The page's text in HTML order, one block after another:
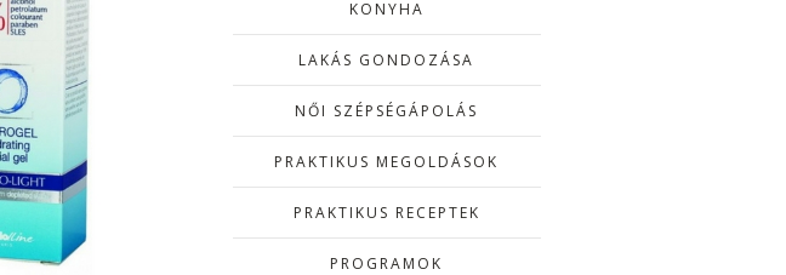
KONYHA
LAKÁS GONDOZÁSA
NŐI SZÉPSÉGÁPOLÁS
PRAKTIKUS MEGOLDÁSOK
PRAKTIKUS RECEPTEK
PROGRAMOK